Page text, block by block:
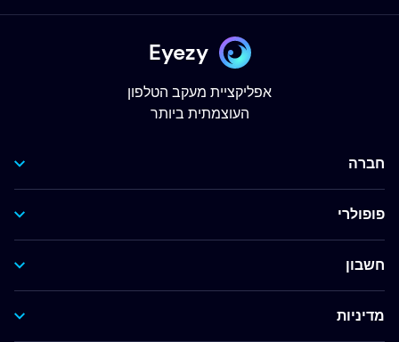
Eyezy
אפליקציית מעקב הטלפון
העוצמתית ביותר
חברה
פופולרי
חשבון
מדיניות